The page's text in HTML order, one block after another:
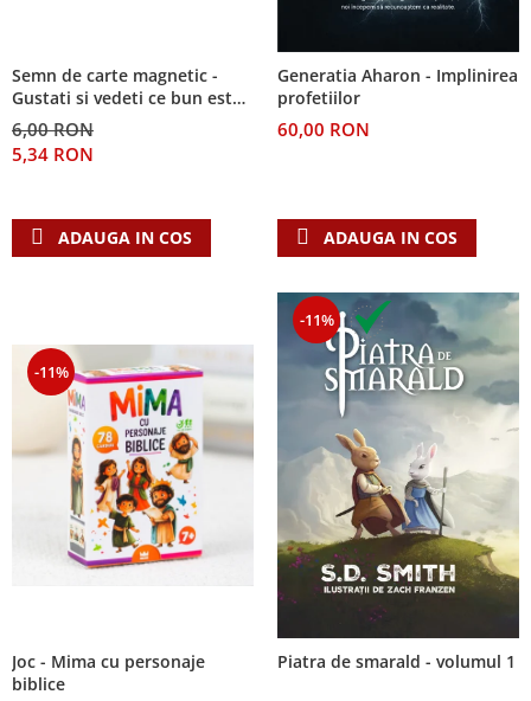
Semn de carte magnetic -
Gustati si vedeti ce bun este
Domnul!
6,00 RON
5,34 RON
ADAUGA IN COS
Generatia Aharon - Implinirea
profetiilor
60,00 RON
ADAUGA IN COS
-11%
Joc - Mima cu personaje
biblice
-11%
Piatra de smarald - volumul 1